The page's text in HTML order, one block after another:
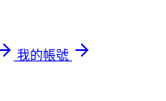
我的帳號